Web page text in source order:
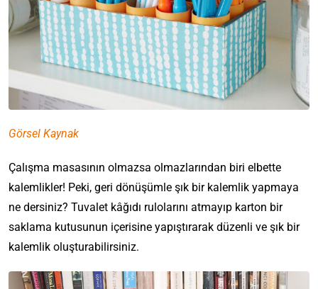
Görsel Kaynak
Çalışma masasının olmazsa olmazlarından biri elbette
kalemlikler! Peki, geri dönüşümle şık bir kalemlik yapmaya
ne dersiniz? Tuvalet kâğıdı rulolarını atmayıp karton bir
saklama kutusunun içerisine yapıştırarak düzenli ve şık bir
kalemlik oluşturabilirsiniz.